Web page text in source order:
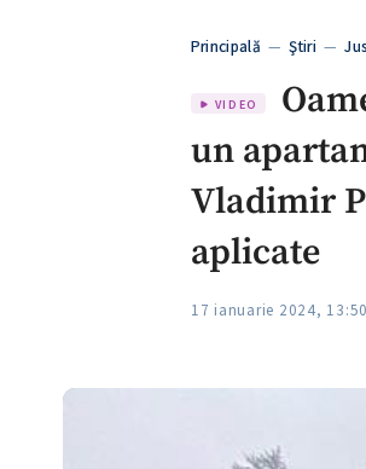
Principală —Ştiri —
VIDEO
un
Vladimir
aplicate
17 ianuarie 2024, 13:50